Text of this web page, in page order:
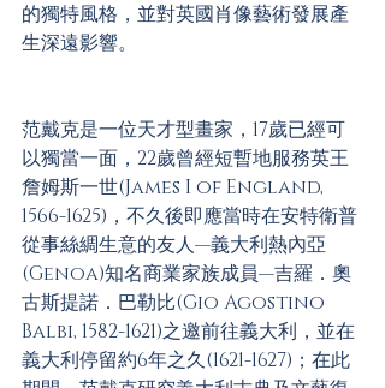
的獨特風格，並對英國肖像藝術發展產
生深遠影響。
范戴克是一位天才型畫家，17歲已經可
以獨當一面，22歲曾經短暫地服務英王
詹姆斯一世(James I of England,
1566-1625)，不久後即應當時在安特衛普
從事絲綢生意的友人—義大利熱內亞
(Genoa)知名商業家族成員—吉羅．奧
古斯提諾．巴勒比(Gio Agostino
Balbi, 1582-1621)之邀前往義大利，並在
義大利停留約6年之久(1621-1627)；在此